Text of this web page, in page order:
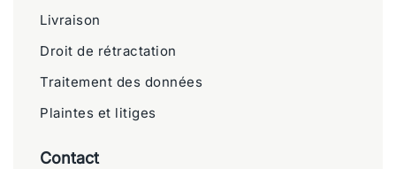
Livraison
Droit de rétractation
Traitement des données
Plaintes et litiges
Contact